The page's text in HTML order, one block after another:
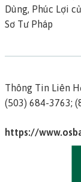
Dùng, Phúc Lợi
Sơ Tư Pháp
Thông Tin Liên
(503) 684-3763;
https://